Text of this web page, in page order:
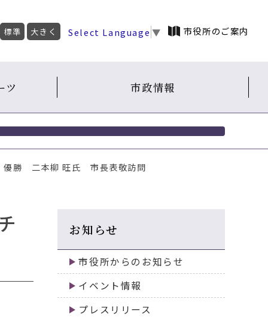
標準 大きく Select Language ▼ 市役所のご案内
ツ 市政情報
優勝 二本柳 旺氏 市長表敬訪問
お知らせ
市役所からのお知らせ
イベント情報
プレスリリース